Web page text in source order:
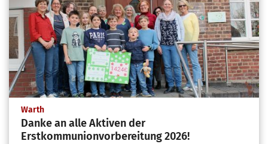
Warth:
Danke an alle Aktiven der
Erstkommunionvorbereitung 2026!